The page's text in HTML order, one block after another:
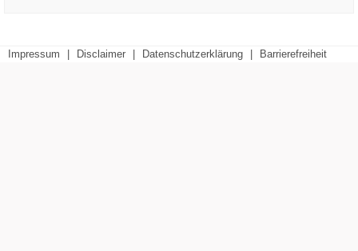
Impressum Disclaimer Datenschutzerklärung Barrierefreiheit